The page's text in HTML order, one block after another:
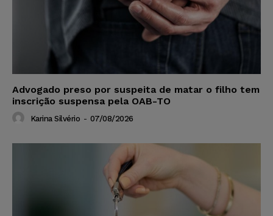
Advogado preso por suspeita de matar o filho tem
inscrição suspensa pela OAB-TO
Karina Silvério - 07/08/2026